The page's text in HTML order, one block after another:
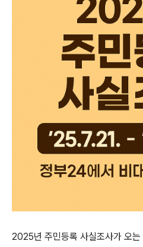
2025년 주민등록 사실조사가 오는